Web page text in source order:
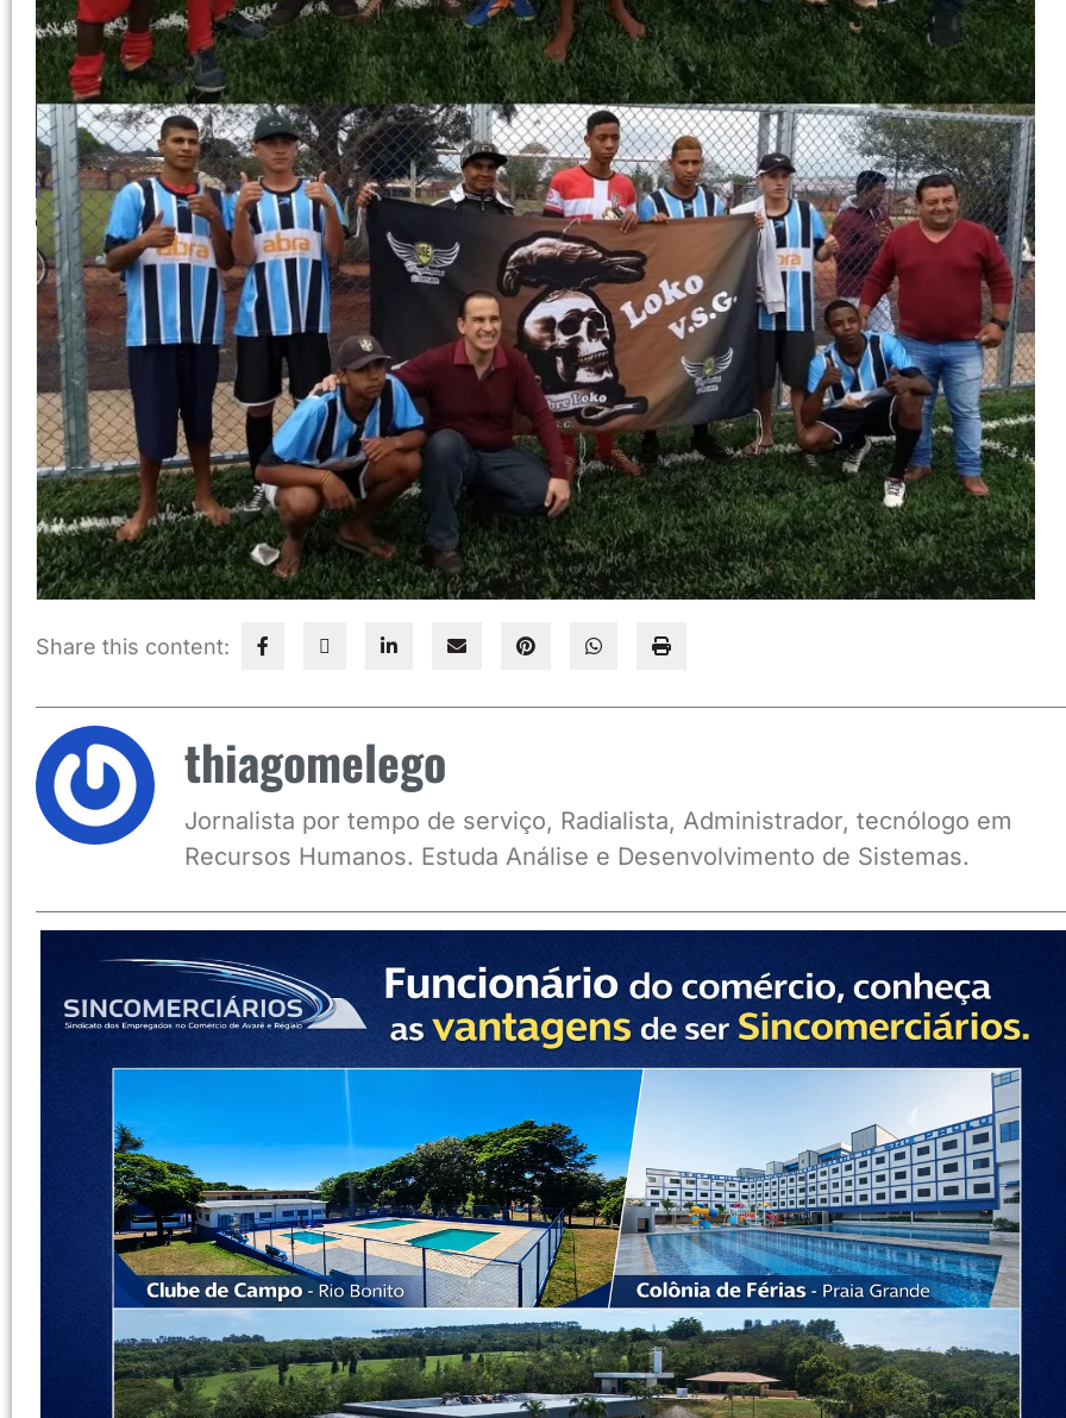
Share this content:
thiagomelego
Jornalista por tempo de serviço, Radialista, Administrador, tecnólogo em
Recursos Humanos. Estuda Análise e Desenvolvimento de Sistemas.